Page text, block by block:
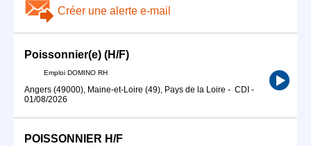
Créer une alerte e-mail
Poissonnier(e) (H/F)
Emploi DOMINO RH
Angers (49000), Maine-et-Loire (49), Pays de la Loire - CDI -
01/08/2026
POISSONNIER H/F